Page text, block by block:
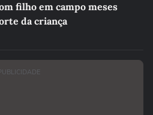
filho em campo meses
da criança